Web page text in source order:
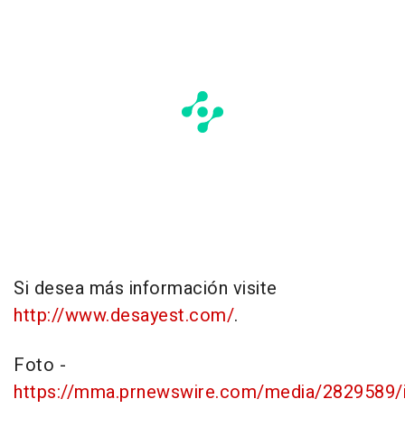
Si desea más información visite
http://www.desayest.com/.
Foto -
https://mma.prnewswire.com/media/